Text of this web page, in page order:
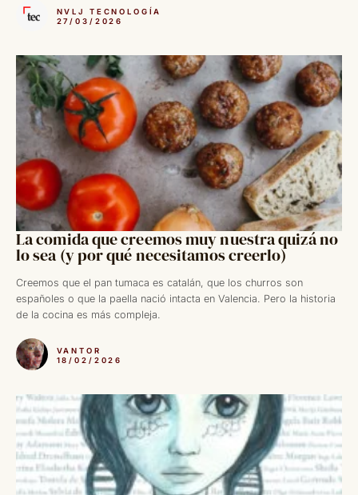
NVLJ TECNOLOGÍA
27/03/2026
La comida que creemos muy nuestra quizá no
lo sea (y por qué necesitamos creerlo)
Creemos que el pan tumaca es catalán, que los churros son
españoles o que la paella nació intacta en Valencia. Pero la historia
de la cocina es más compleja.
VANTOR
18/02/2026